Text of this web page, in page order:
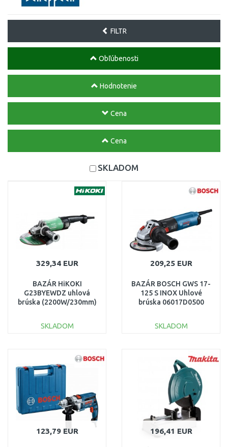
FILTR
Obľúbenosti
Hodnotenie
Cena
Cena
SKLADOM
329,34 EUR
BAZÁR HiKOKI
G23BYEWDZ uhlová
brúska (2200W/230mm)
SKLADOM
Porovnať
209,25 EUR
BAZÁR BOSCH GWS 17-
125 S INOX Uhlové
brúska 06017D0500
SKLADOM
Porovnať
123,79 EUR 196,41 EUR